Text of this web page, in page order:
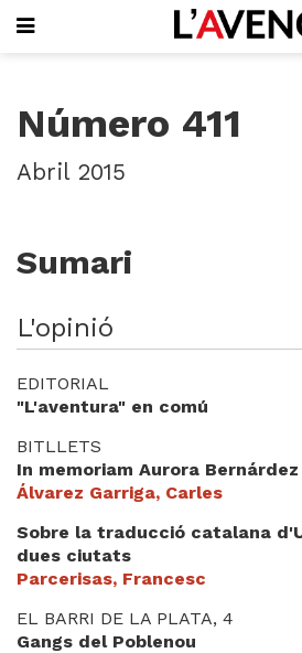
PORTADA
QUI SOM
PUBLICITAT
VIDEOTECA
Focus
Entrevistes
El llibre de la setmana
Mirador
Termes legals
Número 411
Abril 2015
Sumari
L'opinió
EDITORIAL
"L'aventura" en comú
BITLLETS
In memoriam Aurora Bernárdez
Álvarez Garriga, Carles
Sobre la traducció catalana
dues ciutats
Parcerisas, Francesc
EL BARRI DE LA PLATA, 4
Gangs del Poblenou